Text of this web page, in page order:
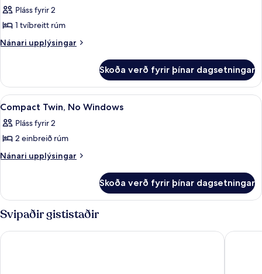
Pláss fyrir 2
1 tvíbreitt rúm
Nánari upplýsingar
Nánari
2
Single
beds
Skoða verð fyrir þínar dagsetningar
Skoða
allar
myndir
fyrir
Compact
Windows
Skrifborð, myrkratjöld/-gardínur,
1
Compact Twin, No Windows
Pláss fyrir 2
2 einbreið rúm
Nánari upplýsingar
Nánari
Twin,
No
Windows
Skoða verð fyrir þínar dagsetningar
Svipaðir gististaðir
Elite Stora Hotellet Örebro Clarion